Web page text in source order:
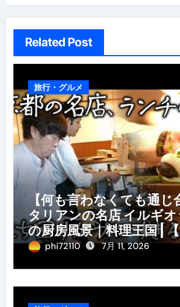
ョ
ンRelated Post
旅行・グルメ
【何も言わなくても通じ
タリアンの名店 イルギ
の厨房風景｜料理王国 |
界】【イタリアン】【営
phi72110 7月 11, 2026